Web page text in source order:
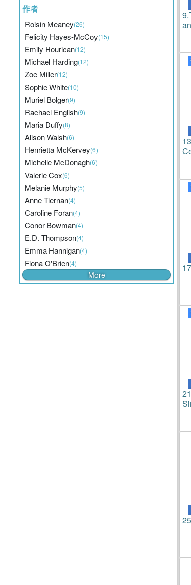
作者
Roisin Meaney(26)
Felicity Hayes-McCoy(15)
Emily Hourican(12)
Michael Harding(12)
Zoe Miller(12)
Sophie White(10)
Muriel Bolger(9)
Rachael English(9)
Maria Duffy(8)
Alison Walsh(6)
Henrietta McKervey(6)
Michelle McDonagh(6)
Valerie Cox(6)
Melanie Murphy(5)
Anne Tiernan(4)
Caroline Foran(4)
Conor Bowman(4)
E.D. Thompson(4)
Emma Hannigan(4)
Fiona O'Brien(4)
More
9.